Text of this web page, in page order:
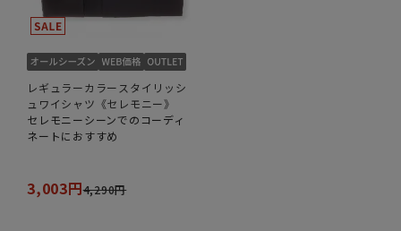
レギュラーカラースタイリッシ
ュワイシャツ《セレモニー》
セレモニーシーンでのコーディ
ネートにおすすめ
3,003円4,290円